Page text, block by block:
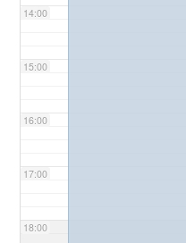
14:00
15:00
16:00
17:00
18:00